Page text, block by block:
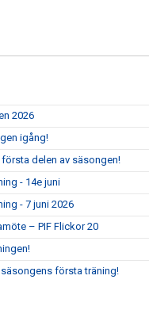
2026
igång!
delen av säsongen!
- 14e juni
- 7 juni 2026
– PIF Flickor 20
första träning!